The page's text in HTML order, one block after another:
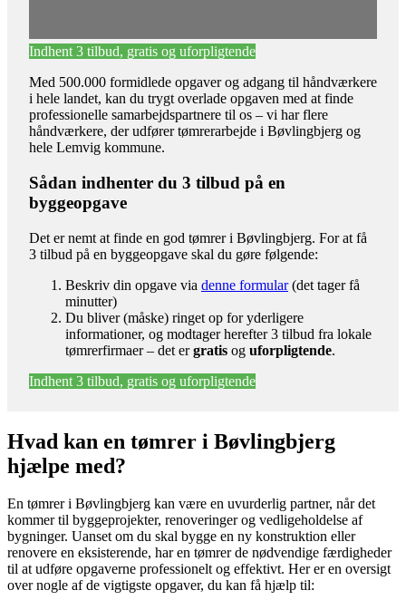
Indhent 3 tilbud, gratis og uforpligtende
Med 500.000 formidlede opgaver og adgang til håndværkere
i hele landet, kan du trygt overlade opgaven med at finde
professionelle samarbejdspartnere til os – vi har flere
håndværkere, der udfører tømrerarbejde i Bøvlingbjerg og
hele Lemvig kommune.
Sådan indhenter du 3 tilbud på en
byggeopgave
Det er nemt at finde en god tømrer i Bøvlingbjerg. For at få
3 tilbud på en byggeopgave skal du gøre følgende:
Beskriv din opgave via denne formular(det tager få
minutter)
Du bliver (måske) ringet op for yderligere
informationer, og modtager herefter 3 tilbud fra lokale
tømrerfirmaer – det ergratis og uforpligtende.
Indhent 3 tilbud, gratis og uforpligtende
Hvad kan en tømrer i Bøvlingbjerg
hjælpe med?
En tømrer i Bøvlingbjerg kan være en uvurderlig partner, når det
kommer til byggeprojekter, renoveringer og vedligeholdelse af
bygninger. Uanset om du skal bygge en ny konstruktion eller
renovere en eksisterende, har en tømrer de nødvendige færdigheder
til at udføre opgaverne professionelt og effektivt. Her er en oversigt
over nogle af de vigtigste opgaver, du kan få hjælp til: